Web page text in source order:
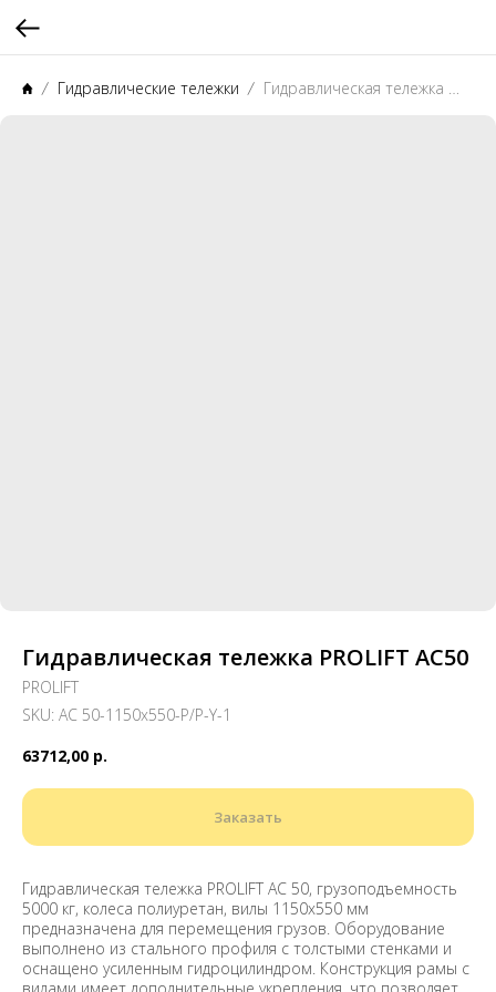
Гидравлические тележки Гидравлическая тележка PROLIFT AC50
Гидравлическая тележка PROLIFT AC50
PROLIFT
SKU: AC 50-1150x550-P/P-Y-1
63712,00 р.
Заказать
Гидравлическая тележка PROLIFT AC 50, грузоподъемность
5000 кг, колеса полиуретан, вилы 1150x550 мм
предназначена для перемещения грузов. Оборудование
выполнено из стального профиля с толстыми стенками и
оснащено усиленным гидроцилиндром. Конструкция рамы с